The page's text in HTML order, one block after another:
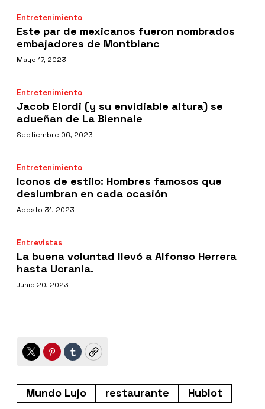
Entretenimiento
Este par de mexicanos fueron nombrados
embajadores de Montblanc
Mayo 17, 2023
Entretenimiento
Jacob Elordi (y su envidiable altura) se
adueñan de La Biennale
Septiembre 06, 2023
Entretenimiento
Iconos de estilo: Hombres famosos que
deslumbran en cada ocasión
Agosto 31, 2023
Entrevistas
La buena voluntad llevó a Alfonso Herrera
hasta Ucrania.
Junio 20, 2023
TwitterPinterest
TumblrCopy
Mundo Lujo restaurante Hublot